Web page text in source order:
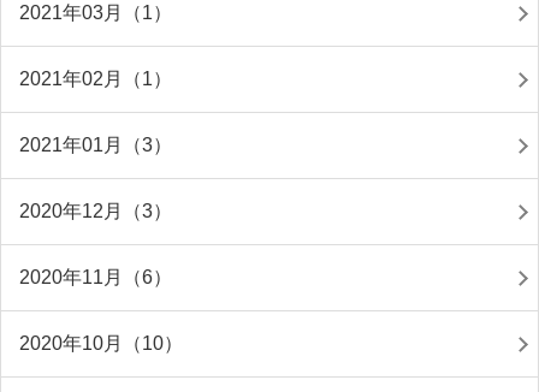
2021年03月（1）
2021年02月（1）
2021年01月（3）
2020年12月（3）
2020年11月（6）
2020年10月（10）